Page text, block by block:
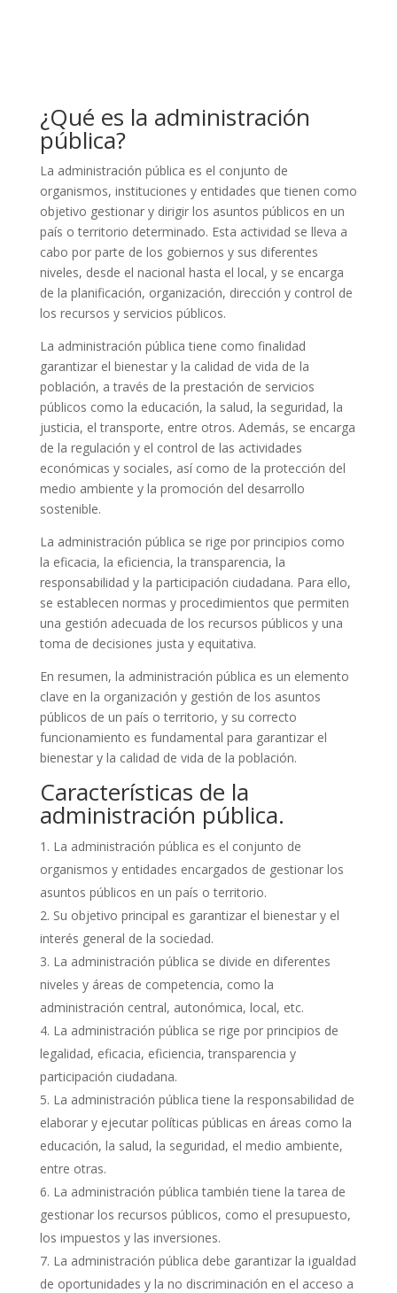
¿Qué es la administración
pública?
La administración pública es el conjunto de
organismos, instituciones y entidades que tienen como
objetivo gestionar y dirigir los asuntos públicos en un
país o territorio determinado. Esta actividad se lleva a
cabo por parte de los gobiernos y sus diferentes
niveles, desde el nacional hasta el local, y se encarga
de la planificación, organización, dirección y control de
los recursos y servicios públicos.
La administración pública tiene como finalidad
garantizar el bienestar y la calidad de vida de la
población, a través de la prestación de servicios
públicos como la educación, la salud, la seguridad, la
justicia, el transporte, entre otros. Además, se encarga
de la regulación y el control de las actividades
económicas y sociales, así como de la protección del
medio ambiente y la promoción del desarrollo
sostenible.
La administración pública se rige por principios como
la eficacia, la eficiencia, la transparencia, la
responsabilidad y la participación ciudadana. Para ello,
se establecen normas y procedimientos que permiten
una gestión adecuada de los recursos públicos y una
toma de decisiones justa y equitativa.
En resumen, la administración pública es un elemento
clave en la organización y gestión de los asuntos
públicos de un país o territorio, y su correcto
funcionamiento es fundamental para garantizar el
bienestar y la calidad de vida de la población.
Características de la
administración pública.
La administración pública es el conjunto de
organismos y entidades encargados de gestionar los
asuntos públicos en un país o territorio.
Su objetivo principal es garantizar el bienestar y el
interés general de la sociedad.
La administración pública se divide en diferentes
niveles y áreas de competencia, como la
administración central, autonómica, local, etc.
La administración pública se rige por principios de
legalidad, eficacia, eficiencia, transparencia y
participación ciudadana.
La administración pública tiene la responsabilidad de
elaborar y ejecutar políticas públicas en áreas como la
educación, la salud, la seguridad, el medio ambiente,
entre otras.
La administración pública también tiene la tarea de
gestionar los recursos públicos, como el presupuesto,
los impuestos y las inversiones.
La administración pública debe garantizar la igualdad
de oportunidades y la no discriminación en el acceso a